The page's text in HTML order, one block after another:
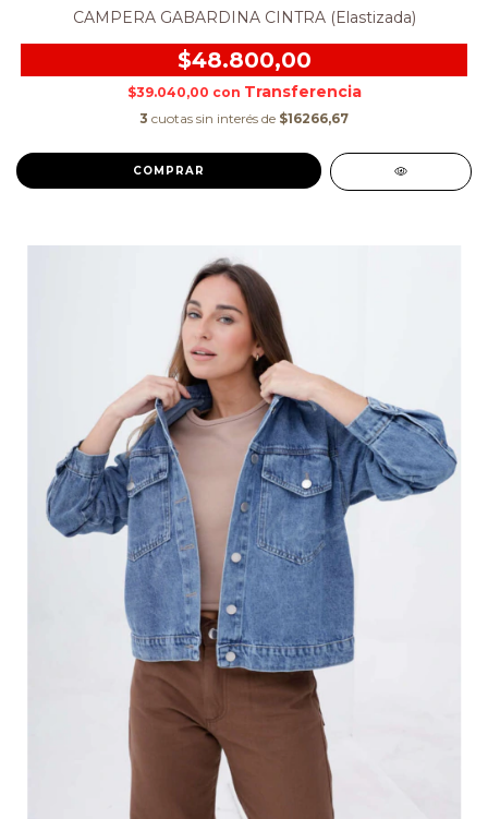
CAMPERA GABARDINA CINTRA (Elastizada)
$48.800,00
$39.040,00 con
3 cuotas sin interés de $16266,67
COMPRAR